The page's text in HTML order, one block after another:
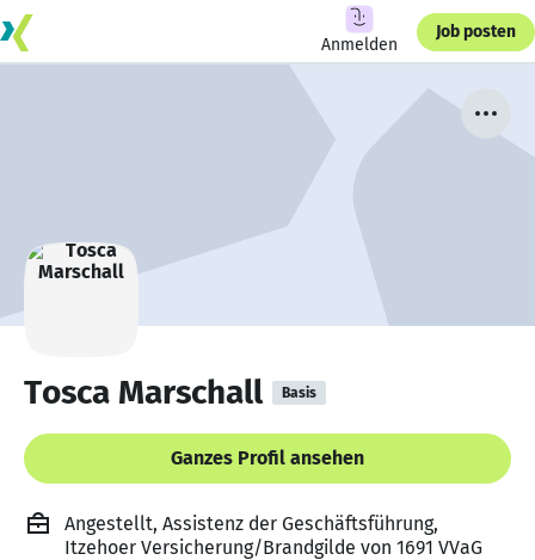
Anmelden
Job posten
Tosca Marschall Basis
Ganzes Profil ansehen
Angestellt, Assistenz der Geschäftsführung,
Itzehoer Versicherung/Brandgilde von 1691 VVaG